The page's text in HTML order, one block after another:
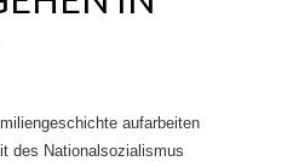
aufarbeiten
des Nationalsozialismus